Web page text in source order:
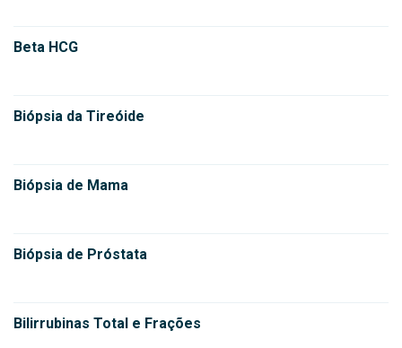
Beta HCG
Biópsia da Tireóide
Biópsia de Mama
Biópsia de Próstata
Bilirrubinas Total e Frações